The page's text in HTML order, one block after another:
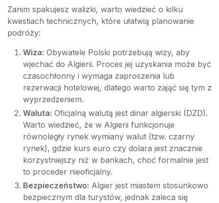
Zanim spakujesz walizki, warto wiedzieć o kilku
kwestiach technicznych, które ułatwią planowanie
podróży:
Wiza: Obywatele Polski potrzebują wizy, aby
wjechać do Algierii. Proces jej uzyskania może być
czasochłonny i wymaga zaproszenia lub
rezerwacji hotelowej, dlatego warto zająć się tym z
wyprzedzeniem.
Waluta: Oficjalną walutą jest dinar algierski (DZD).
Warto wiedzieć, że w Algierii funkcjonuje
równoległy rynek wymiany walut (tzw. czarny
rynek), gdzie kurs euro czy dolara jest znacznie
korzystniejszy niż w bankach, choć formalnie jest
to proceder nieoficjalny.
Bezpieczeństwo: Algier jest miastem stosunkowo
bezpiecznym dla turystów, jednak zaleca się